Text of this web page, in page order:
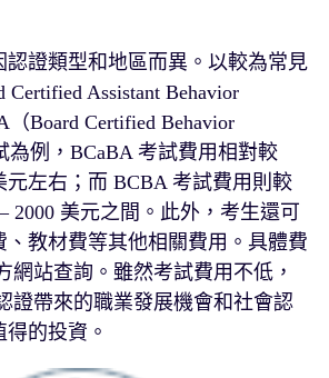
認證類型和地區而異。以較為常見
Certified Assistant Behavior
Board Certified Behavior
為例，BCaBA 考試費用相對較
元左右；而 BCBA 考試費用則較
2000 美元之間。此外，考生還可
、教材費等其他相關費用。具體費
網站查詢。雖然考試費用不低，
證帶來的職業發展機會和社會認
的投資。